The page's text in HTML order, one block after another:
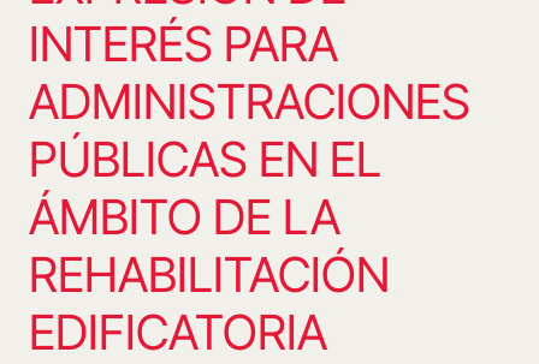
INTERÉS PARA
ADMINISTRACIONES
PÚBLICAS EN EL
ÁMBITO DE LA
REHABILITACIÓN
EDIFICATORIA